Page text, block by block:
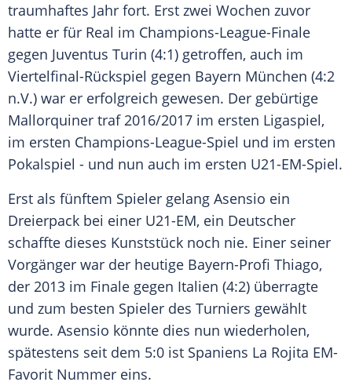
traumhaftes Jahr fort. Erst zwei Wochen zuvor
hatte er für Real im Champions-League-Finale
gegen Juventus Turin (4:1) getroffen, auch im
Viertelfinal-Rückspiel gegen Bayern München (4:2
n.V.) war er erfolgreich gewesen. Der gebürtige
Mallorquiner traf 2016/2017 im ersten Ligaspiel,
im ersten Champions-League-Spiel und im ersten
Pokalspiel - und nun auch im ersten U21-EM-Spiel.
Erst als fünftem Spieler gelang Asensio ein
Dreierpack bei einer U21-EM, ein Deutscher
schaffte dieses Kunststück noch nie. Einer seiner
Vorgänger war der heutige Bayern-Profi Thiago,
der 2013 im Finale gegen Italien (4:2) überragte
und zum besten Spieler des Turniers gewählt
wurde. Asensio könnte dies nun wiederholen,
spätestens seit dem 5:0 ist Spaniens La Rojita EM-
Favorit Nummer eins.